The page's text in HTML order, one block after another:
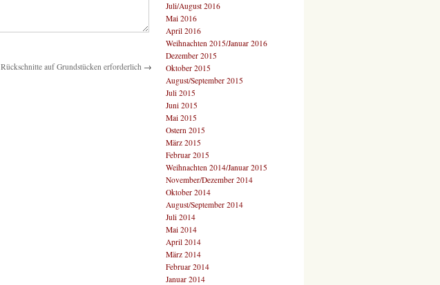
Rückschnitte auf Grundstücken erforderlich →
Juli/August 2016
Mai 2016
April 2016
Weihnachten 2015/Januar 2016
Dezember 2015
Oktober 2015
August/September 2015
Juli 2015
Juni 2015
Mai 2015
Ostern 2015
März 2015
Februar 2015
Weihnachten 2014/Januar 2015
November/Dezember 2014
Oktober 2014
August/September 2014
Juli 2014
Mai 2014
April 2014
März 2014
Februar 2014
Januar 2014